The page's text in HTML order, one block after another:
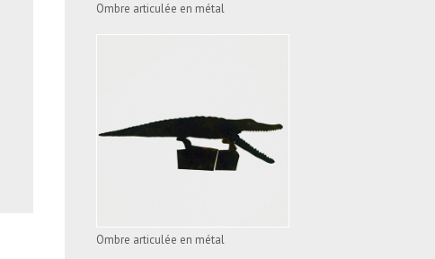
Ombre articulée en métal
VOIR L'APPAREIL
Ombre articulée en métal